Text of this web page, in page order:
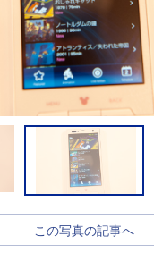
この写真の記事へ